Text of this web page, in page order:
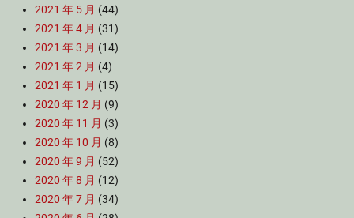
2021 年 5 月 (44)
2021 年 4 月 (31)
2021 年 3 月 (14)
2021 年 2 月 (4)
2021 年 1 月 (15)
2020 年 12 月 (9)
2020 年 11 月 (3)
2020 年 10 月 (8)
2020 年 9 月 (52)
2020 年 8 月 (12)
2020 年 7 月 (34)